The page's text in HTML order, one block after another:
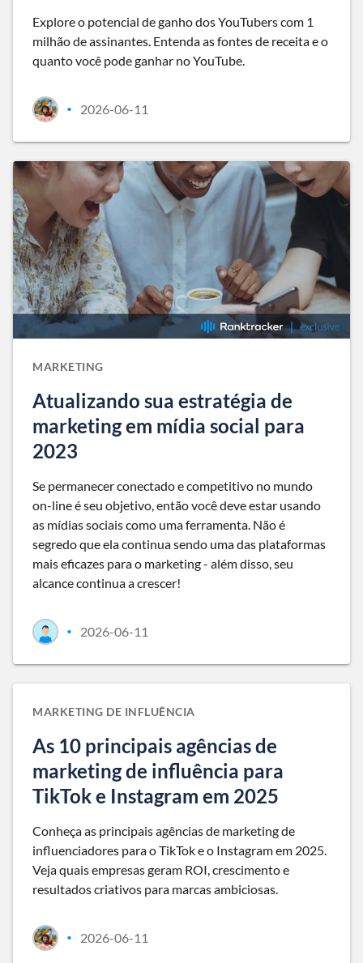
Explore o potencial de ganho dos YouTubers com 1
milhão de assinantes. Entenda as fontes de receita e o
quanto você pode ganhar no YouTube.
• 2026-06-11
MARKETING
Atualizando sua estratégia de
marketing em mídia social para
2023
Se permanecer conectado e competitivo no mundo
on-line é seu objetivo, então você deve estar usando
as mídias sociais como uma ferramenta. Não é
segredo que ela continua sendo uma das plataformas
mais eficazes para o marketing - além disso, seu
alcance continua a crescer!
• 2026-06-11
MARKETING DE INFLUÊNCIA
As 10 principais agências de
marketing de influência para
TikTok e Instagram em 2025
Conheça as principais agências de marketing de
influenciadores para o TikTok e o Instagram em 2025.
Veja quais empresas geram ROI, crescimento e
resultados criativos para marcas ambiciosas.
• 2026-06-11